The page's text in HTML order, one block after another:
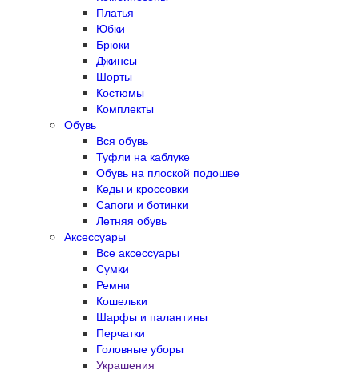
Платья
Юбки
Брюки
Джинсы
Шорты
Костюмы
Комплекты
Обувь
Вся обувь
Туфли на каблуке
Обувь на плоской подошве
Кеды и кроссовки
Сапоги и ботинки
Летняя обувь
Аксессуары
Все аксессуары
Сумки
Ремни
Кошельки
Шарфы и палантины
Перчатки
Головные уборы
Украшения